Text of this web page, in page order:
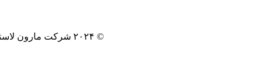
© ۲۰۲۴ شرکت مارون لاستیک